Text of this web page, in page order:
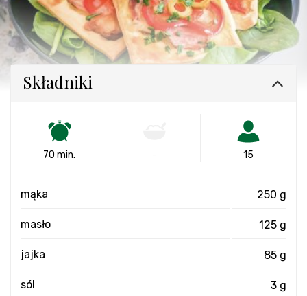
Składniki
70 min. 15
mąka 250 g
masło 125 g
jajka 85 g
sól 3 g